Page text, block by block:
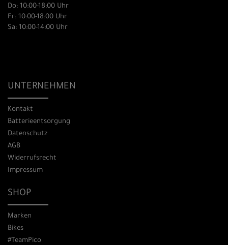
Do: 10:00-18:00 Uhr
Fr: 10:00-18:00 Uhr
Sa: 10:00-14:00 Uhr
UNTERNEHMEN
Kontakt
Batterieentsorgung
Datenschutz
AGB
Widerrufsrecht
Impressum
SHOP
Marken
Bikes
#TeamPico